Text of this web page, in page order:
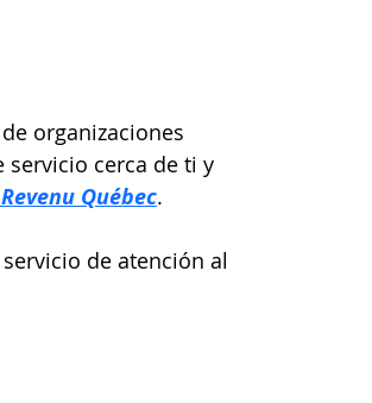
organizaciones
cerca de ti y
Québec.
de atención al